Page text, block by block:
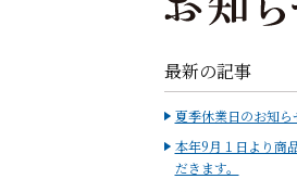
最新の記事
夏季休業日のお知ら
本年9月１日より商
だきます。